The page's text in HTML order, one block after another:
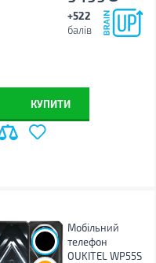
+522
балів
КУПИТИ
Мобільний
телефон
OUKITEL WP55S